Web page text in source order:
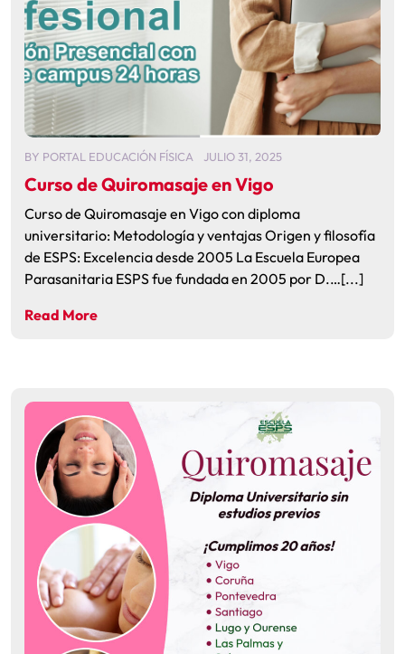
BY PORTAL EDUCACIÓN FÍSICA JULIO 31, 2025
Curso de Quiromasaje en Vigo
Curso de Quiromasaje en Vigo con diploma
universitario: Metodología y ventajas Origen y filosofía
de ESPS: Excelencia desde 2005 La Escuela Europea
Parasanitaria ESPS fue fundada en 2005 por D.…[...]
Read More